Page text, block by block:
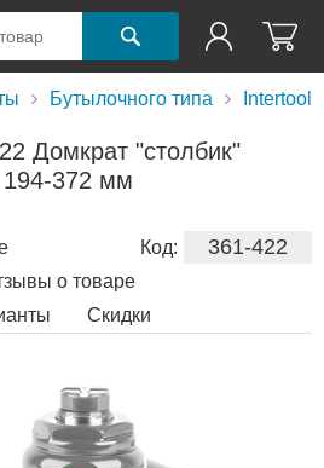
Бутылочного типа Intertool
Домкрат "столбик"
372 мм
Код: 361-422
о товаре
Скидки